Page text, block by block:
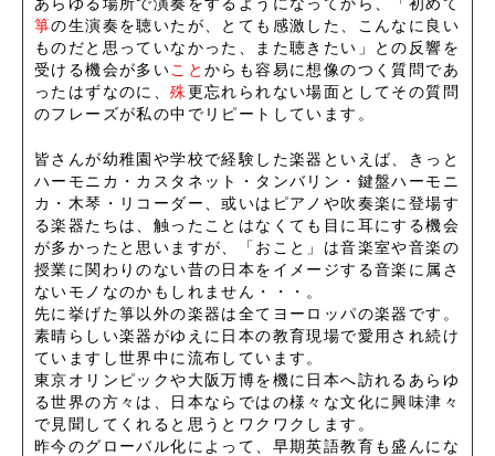
箏の生演奏を聴いたが、とても感激した、こんなに良い
ものだと思っていなかった、また聴きたい」との反響を
受ける機会が多いことからも容易に想像のつく質問であ
ったはずなのに、殊更忘れられない場面としてその質問
のフレーズが私の中でリピートしています。
皆さんが幼稚園や学校で経験した楽器といえば、きっと
ハーモニカ・カスタネット・タンバリン・鍵盤ハーモニ
カ・木琴・リコーダー、或いはピアノや吹奏楽に登場す
る楽器たちは、触ったことはなくても目に耳にする機会
が多かったと思いますが、「おこと」は音楽室や音楽の
授業に関わりのない昔の日本をイメージする音楽に属さ
ないモノなのかもしれません・・・。
先に挙げた箏以外の楽器は全てヨーロッパの楽器です。
素晴らしい楽器がゆえに日本の教育現場で愛用され続け
ていますし世界中に流布しています。
東京オリンピックや大阪万博を機に日本へ訪れるあらゆ
る世界の方々は、日本ならではの様々な文化に興味津々
で見聞してくれると思うとワクワクします。
昨今のグローバル化によって、早期英語教育も盛んにな